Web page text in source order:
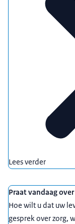
Lees verder
Praat vandaag
Hoe wilt u dat uw
gesprek over zorg,